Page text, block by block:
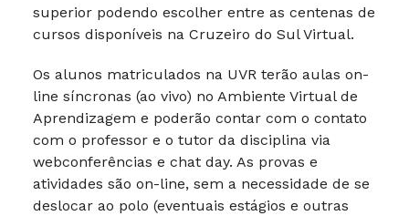
superior podendo escolher entre as centenas de
cursos disponíveis na Cruzeiro do Sul Virtual.
Os alunos matriculados na UVR terão aulas on-
line síncronas (ao vivo) no Ambiente Virtual de
Aprendizagem e poderão contar com o contato
com o professor e o tutor da disciplina via
webconferências e chat day. As provas e
atividades são on-line, sem a necessidade de se
deslocar ao polo (eventuais estágios e outras